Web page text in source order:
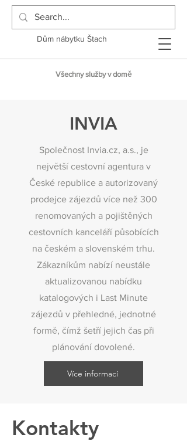
Dům nábytku Štach
Všechny služby v domě
INVIA
Společnost Invia.cz, a.s., je
největší cestovní agentura v
České republice a autorizovaný
prodejce zájezdů více než 300
renomovaných a pojištěných
cestovních kanceláří působících
na českém a slovenském trhu.
Zákazníkům nabízí neustále
aktualizovanou nabídku
katalogových i Last Minute
zájezdů v přehledné, jednotné
formě, čímž šetří jejich čas při
plánování dovolené.
Více informací
Kontakty